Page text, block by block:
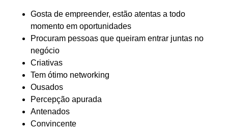
Gosta de empreender, estão atentas a todo
momento em oportunidades
Procuram pessoas que queiram entrar juntas no
negócio
Criativas
Tem ótimo networking
Ousados
Percepção apurada
Antenados
Convincente